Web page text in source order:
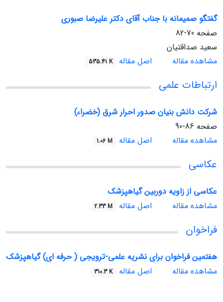
گفتگو صمیمانه با جناب آقای دکتر علیرضا صبوری
صفحه 70-82
سعید صداقتیان
مشاهده مقاله
اصل مقاله 535.41 K
ارتباطات علمی
شرکت دانش بنیان صدور احرار شرق (خضراء)
صفحه 86-90
مشاهده مقاله
اصل مقاله 1.06 M
عکاسی
عکاسی از زاویه دوربین گیاهپزشک
مشاهده مقاله
اصل مقاله 2.33 M
فراخوان
هفتمین فراخوان برای نشریه علمی-ترویجی ( حرفه ای) گیاهپزشک
مشاهده مقاله
اصل مقاله 310.3 K